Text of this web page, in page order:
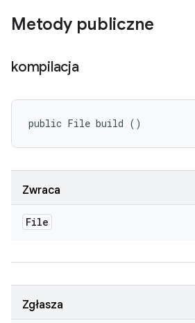
Metody publiczne
kompilacja
public File build ()
Zwraca
File
Zgłasza